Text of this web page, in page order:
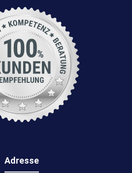
Adresse